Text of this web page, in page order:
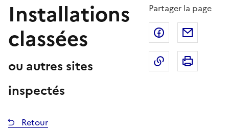
Installations
classées
ou autres sites
inspectés
Partager la page
Partager sur
Copier dans
Retour